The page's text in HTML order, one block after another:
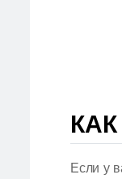
Если у